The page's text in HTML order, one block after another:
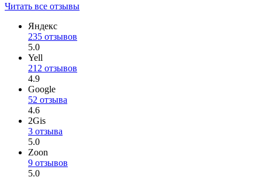
Читать все отзывы
Яндекс
235 отзывов
5.0
Yell
212 отзывов
4.9
Google
52 отзыва
4.6
2Gis
3 отзыва
5.0
Zoon
9 отзывов
5.0